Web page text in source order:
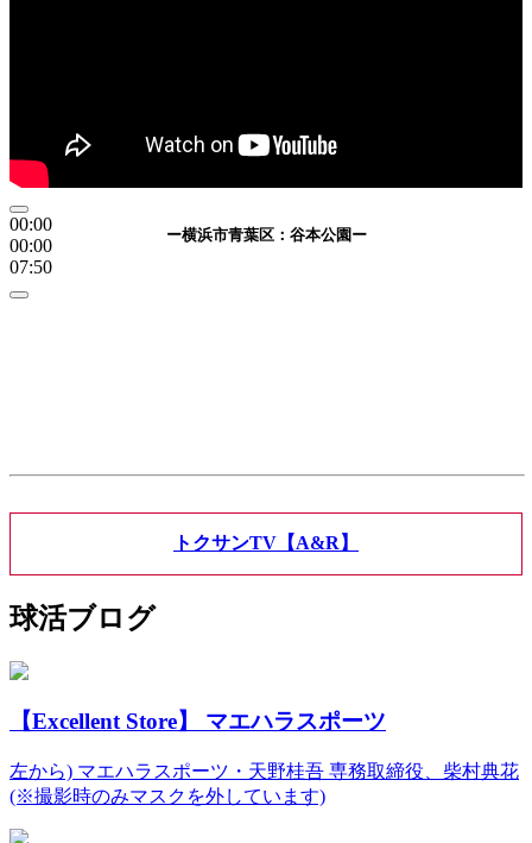
00:00
00:00
07:50
ー横浜市青葉区：谷本公園ー
トクサンTV【A&R】
球活ブログ
【Excellent Store】 マエハラスポーツ
左から) マエハラスポーツ・天野桂吾 専務取締役、柴村典花
(※撮影時のみマスクを外しています)